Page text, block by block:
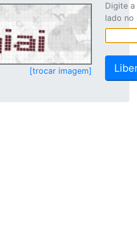
[trocar imagem]
Digite
lado no